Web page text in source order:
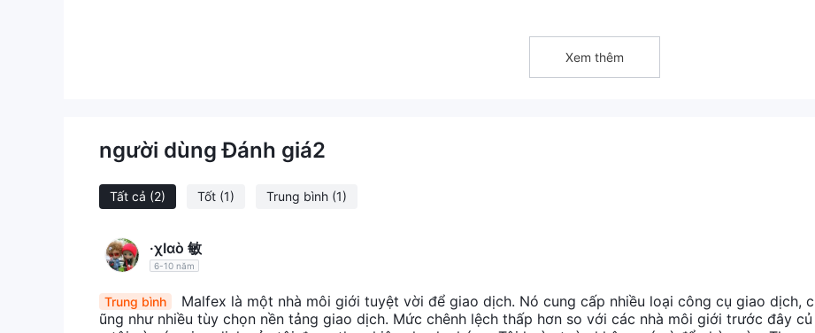
tham gia Malfex , vì có những rủi ro tiềm ẩn liên quan đến giao dịch với một nhà môi giới không được kiểm soát và hỗ trợ
Xem thêm
người dùng Đánh giá2
Tất cả (2) Tốt (1) Trung bình (1)
·χΙαò 敏
6-10 năm
Trung bình
Malfex là một nhà môi giới tuyệt vời để giao dịch. Nó cung cấp nhiều loại công cụ giao dịch, c
ũng như nhiều tùy chọn nền tảng giao dịch. Mức chênh lệch thấp hơn so với các nhà môi giới trước đây củ